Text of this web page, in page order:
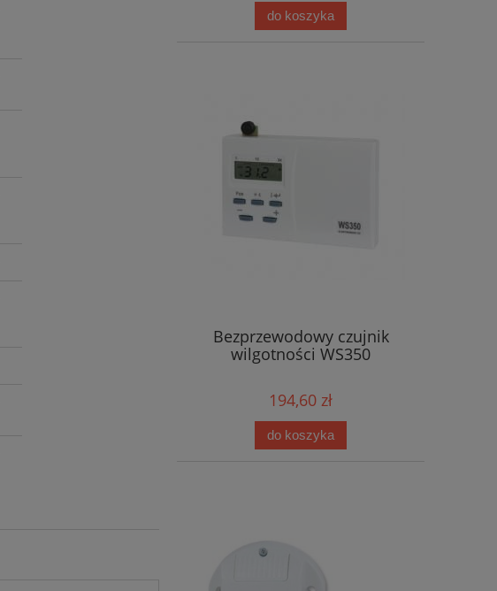
do koszyka
Bezprzewodowy czujnik
wilgotności WS350
194,60 zł
do koszyka